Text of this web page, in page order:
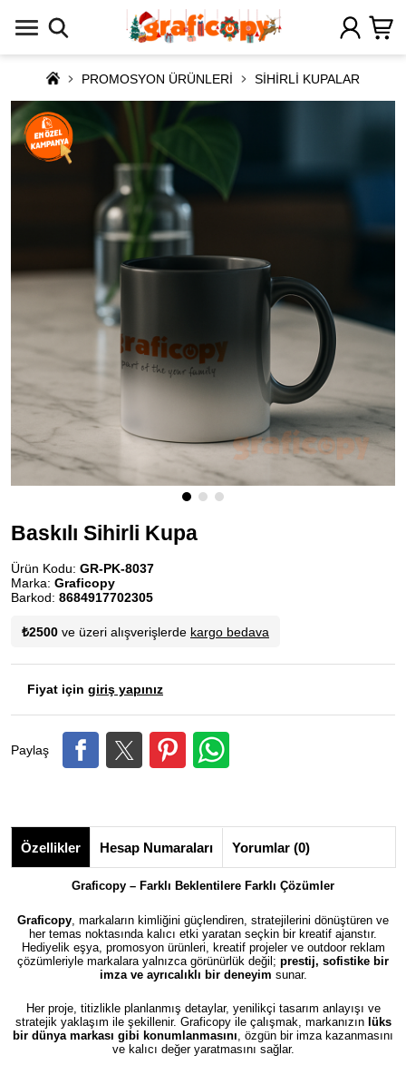
PROMOSYON ÜRÜNLERİ SİHİRLİ KUPALAR
Baskılı Sihirli Kupa
Ürün Kodu: GR-PK-8037
Marka: Graficopy
Barkod: 8684917702305
₺2500 ve üzeri alışverişlerde kargo bedava
Fiyat için giriş yapınız
Paylaş
Özellikler Hesap Numaraları Yorumlar (0)
Graficopy – Farklı Beklentilere Farklı Çözümler
Graficopy , markaların kimliğini güçlendiren, stratejilerini dönüştüren ve
her temas noktasında kalıcı etki yaratan seçkin bir kreatif ajanstır.
Hediyelik eşya, promosyon ürünleri, kreatif projeler ve outdoor reklam
çözümleriyle markalara yalnızca görünürlük değil; prestij, sofistike bir
imza ve ayrıcalıklı bir deneyim sunar.
Her proje, titizlikle planlanmış detaylar, yenilikçi tasarım anlayışı ve
stratejik yaklaşım ile şekillenir. Graficopy ile çalışmak, markanızın lüks
bir dünya markası gibi konumlanmasını, özgün bir imza kazanmasını
ve kalıcı değer yaratmasını sağlar.